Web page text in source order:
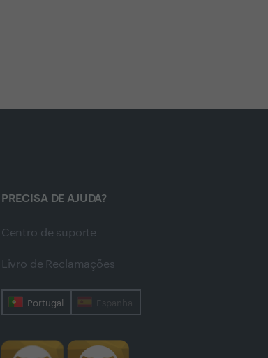
PRECISA DE AJUDA?
Centro de suporte
Livro de Reclamações
Portugal Espanha